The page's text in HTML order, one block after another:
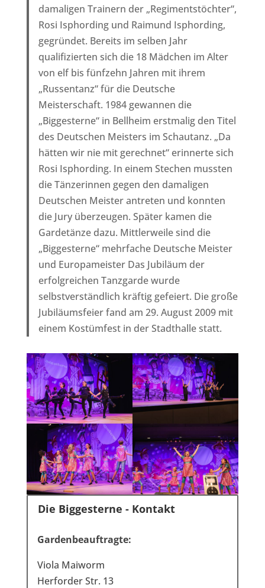
damaligen Trainern der „Regimentstöchter“,
Rosi Isphording und Raimund Isphording,
gegründet. Bereits im selben Jahr
qualifizierten sich die 18 Mädchen im Alter
von elf bis fünfzehn Jahren mit ihrem
„Russentanz“ für die Deutsche
Meisterschaft. 1984 gewannen die
„Biggesterne“ in Bellheim erstmalig den Titel
des Deutschen Meisters im Schautanz. „Da
hätten wir nie mit gerechnet“ erinnerte sich
Rosi Isphording. In einem Stechen mussten
die Tänzerinnen gegen den damaligen
Deutschen Meister antreten und konnten
die Jury überzeugen. Später kamen die
Gardetänze dazu. Mittlerweile sind die
„Biggesterne“ mehrfache Deutsche Meister
und Europameister Das Jubiläum der
erfolgreichen Tanzgarde wurde
selbstverständlich kräftig gefeiert. Die große
Jubiläumsfeier fand am 29. August 2009 mit
einem Kostümfest in der Stadthalle statt.
Die Biggesterne - Kontakt
Gardenbeauftragte:
Viola Maiworm
Herforder Str. 13